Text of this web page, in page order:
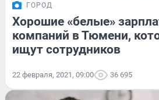
ГОРОД
Хорошие «белые»
компаний в Тюмени,
ищут сотрудников
22 февраля, 2021, 09:00 36 695